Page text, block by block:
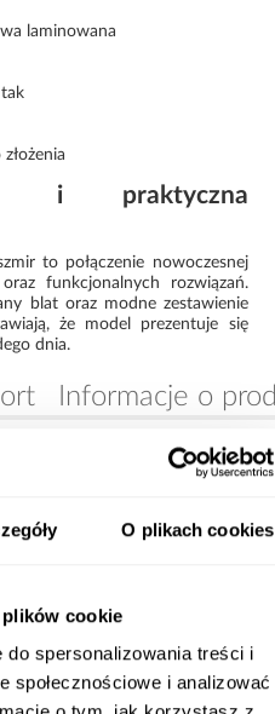
O plikach cookies
cookie
spersonalizowania treści i
społecznościowe i analizować
laminowana
i praktyczna
to połączenie nowoczesnej
funkcjonalnych rozwiązań.
blat oraz modne zestawienie
że model prezentuje się
dnia.
Informacje o